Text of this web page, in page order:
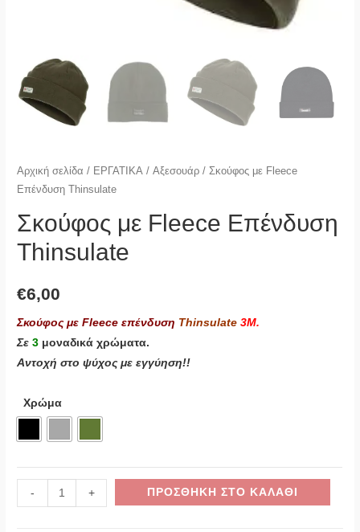
Αρχική σελίδα / ΕΡΓΑΤΙΚΑ /Αξεσουάρ / Σκούφος με Fleece
Επένδυση Thinsulate
Σκούφος με Fleece Επένδυση
Thinsulate
€6,00
Σκούφος με Fleece επένδυση Thinsulate 3M.
Σε 3 μοναδικά χρώματα.
Αντοχή στο ψύχος με εγγύηση!!
Χρώμα
Quantity
-
Σκούφος
με
Quantity
+ ΠΡΟΣΘΉΚΗ ΣΤΟ ΚΑΛΆΘΙ